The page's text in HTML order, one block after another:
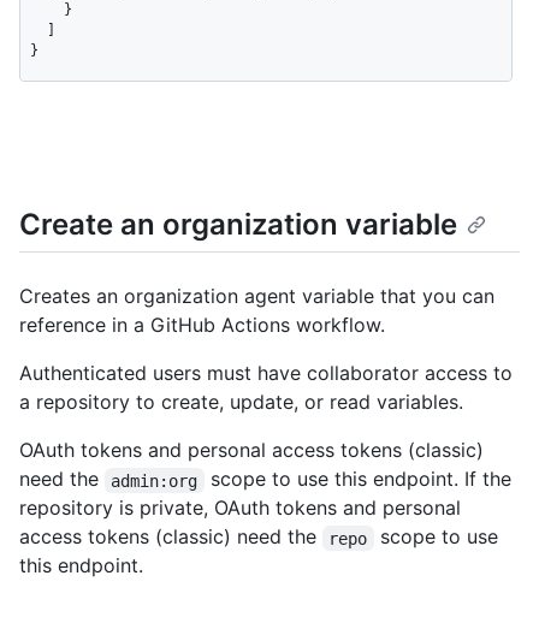
}
Create an organization variable
Creates an organization agent variable that you can
reference in a GitHub Actions workflow.
Authenticated users must have collaborator access to
a repository to create, update, or read variables.
OAuth tokens and personal access tokens (classic)
need the
admin:org
scope to use this endpoint. If the
repository is private, OAuth tokens and personal
access tokens (classic) need the
repo
scope to use
this endpoint.